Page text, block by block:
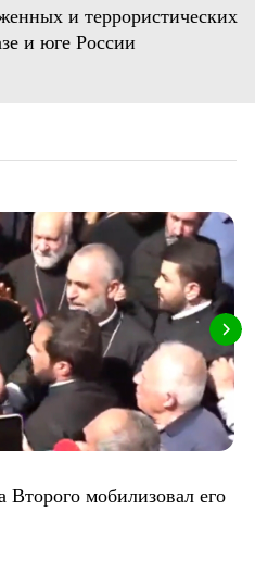
и террористических
и юге России
Второго мобилизовал его